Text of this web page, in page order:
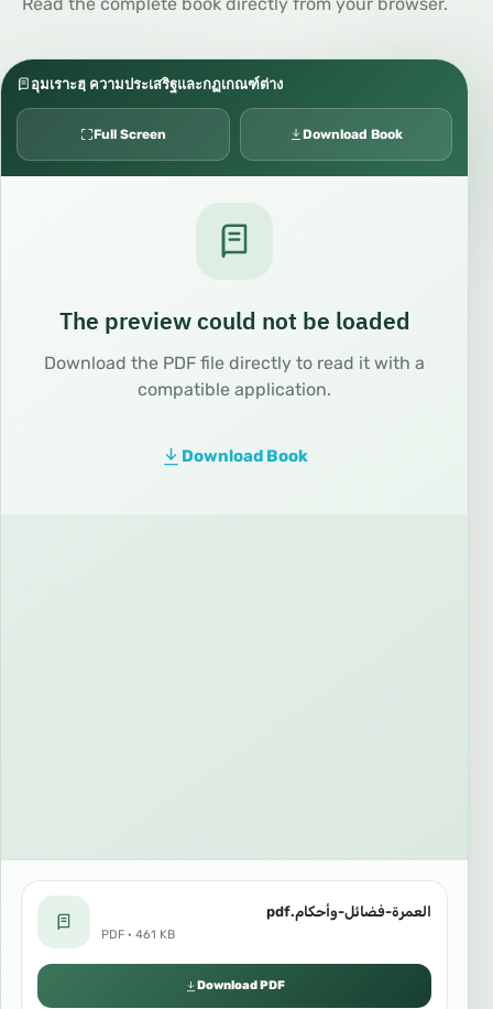
อุมเราะฮฺ ความประเสริฐและกฏเกณฑ์ต่าง
Full Screen Download Book
The preview could not be loaded
Download the PDF file directly to read it with a
compatible application.
Download Book
العمرة-فضائل-وأحكام.pdf
PDF · 461 KB
Download PDF